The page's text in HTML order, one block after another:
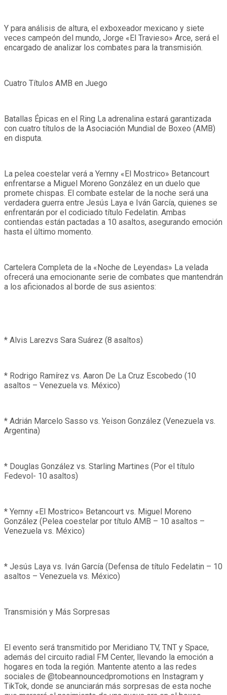
Y para análisis de altura, el exboxeador mexicano y siete
veces campeón del mundo, Jorge «El Travieso» Arce, será el
encargado de analizar los combates para la transmisión.
Cuatro Títulos AMB en Juego
Batallas Épicas en el Ring La adrenalina estará garantizada
con cuatro títulos de la Asociación Mundial de Boxeo (AMB)
en disputa.
La pelea coestelar verá a Yernny «El Mostrico» Betancourt
enfrentarse a Miguel Moreno González en un duelo que
promete chispas. El combate estelar de la noche será una
verdadera guerra entre Jesús Laya e Iván García, quienes se
enfrentarán por el codiciado título Fedelatin. Ambas
contiendas están pactadas a 10 asaltos, asegurando emoción
hasta el último momento.
Cartelera Completa de la «Noche de Leyendas» La velada
ofrecerá una emocionante serie de combates que mantendrán
a los aficionados al borde de sus asientos:
* Alvis Larezvs Sara Suárez (8 asaltos)
* Rodrigo Ramírez vs. Aaron De La Cruz Escobedo (10
asaltos – Venezuela vs. México)
* Adrián Marcelo Sasso vs. Yeison González (Venezuela vs.
Argentina)
* Douglas González vs. Starling Martines (Por el título
Fedevol- 10 asaltos)
* Yernny «El Mostrico» Betancourt vs. Miguel Moreno
González (Pelea coestelar por título AMB – 10 asaltos –
Venezuela vs. México)
* Jesús Laya vs. Iván García (Defensa de título Fedelatin – 10
asaltos – Venezuela vs. México)
Transmisión y Más Sorpresas
El evento será transmitido por Meridiano TV, TNT y Space,
además del circuito radial FM Center, llevando la emoción a
hogares en toda la región. Mantente atento a las redes
sociales de @tobeannouncedpromotions en Instagram y
TikTok, donde se anunciarán más sorpresas de esta noche